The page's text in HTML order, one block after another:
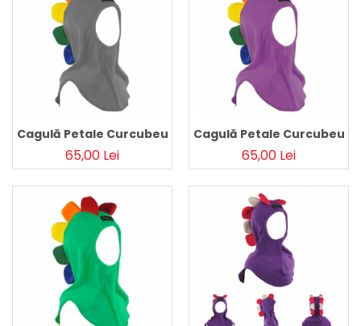
Cagulă Petale Curcubeu Gri
65,00 Lei
Cagulă Petale Curcubeu
65,00 Lei